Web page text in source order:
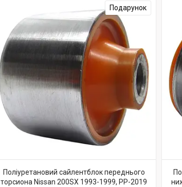
Подарунок
Поліуретановий сайлентблок переднього
торсиона Nissan 200SX 1993-1999, PP-2019